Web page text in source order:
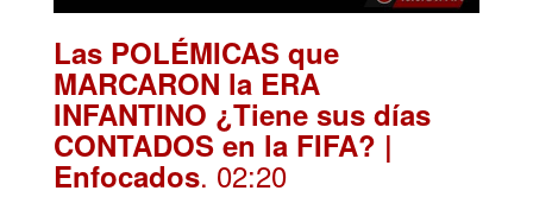
Las POLÉMICAS que
MARCARON la ERA
INFANTINO ¿Tiene sus días
CONTADOS en la FIFA? |
Enfocados. 02:20